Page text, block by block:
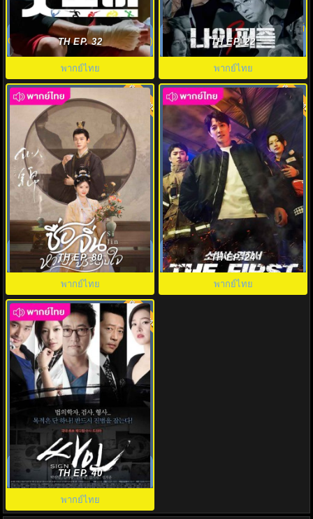
แชมป์ปราบอาชญากร (2025)
Good Boy พากย์ไทย EP.1-16 (จบ)
TH EP. 32
พากย์ไทย
ดูซีรี่ย์ Nine Puzzles (2025) พากย์
ไทย EP.1-11 (จบ)
TH EP. 22
พากย์ไทย
ซื่อจิ่น หวนรักประดับใจพากย์ไทย
(2025) Si Jin EP.1-40 (จบ)
8.0 พากย์ไทย
TH EP. 80
พากย์ไทย
The First Responders พากย์ไทย
(2024) EP1-EP12
7.0 พากย์ไทย
TH EP. 24
พากย์ไทย
สืบศพ ไขคดีลับ พากย์ไทย Sign
ตอนที่1-16
7.0 พากย์ไทย
TH EP. 40
พากย์ไทย